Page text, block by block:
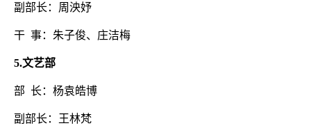
副部长：周泱妤
干 事：朱子俊、庄洁梅
5.文艺部
部 长：杨袁皓博
副部长：王林梵